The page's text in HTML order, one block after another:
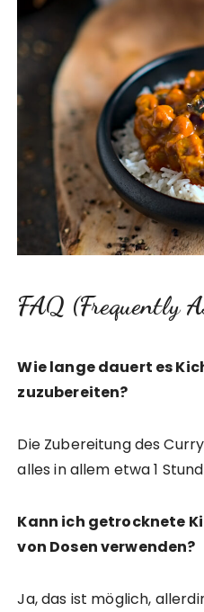
FAQ (Frequently
Wie lange dauert es
zuzubereiten?
Die Zubereitung des
alles in allem etwa 1
Kann ich getrocknete
von Dosen verwenden?
Ja, das ist möglich,